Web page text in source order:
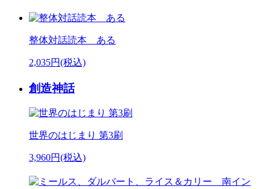
整体対話読本 ある
2,035円(税込)
創造神話
世界のはじまり 第3刷
3,960円(税込)